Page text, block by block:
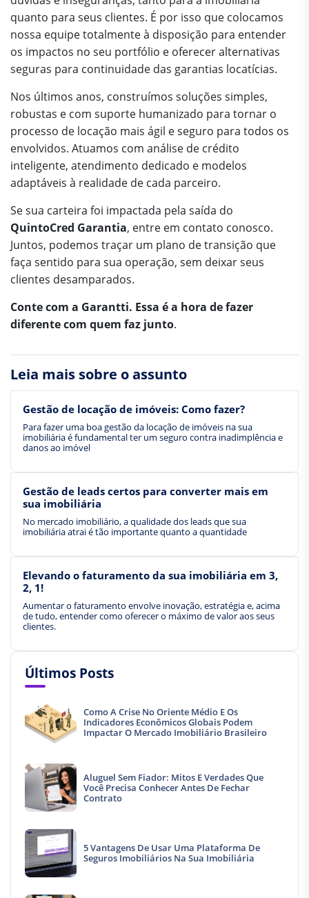
quanto para seus clientes. É por isso que colocamos
nossa equipe totalmente à disposição para entender
os impactos no seu portfólio e oferecer alternativas
seguras para continuidade das garantias locatícias.
Nos últimos anos, construímos soluções simples,
robustas e com suporte humanizado para tornar o
processo de locação mais ágil e seguro para todos os
envolvidos. Atuamos com análise de crédito
inteligente, atendimento dedicado e modelos
adaptáveis à realidade de cada parceiro.
Se sua carteira foi impactada pela saída do
QuintoCred Garantia, entre em contato conosco.
Juntos, podemos traçar um plano de transição que
faça sentido para sua operação, sem deixar seus
clientes desamparados.
Conte com a Garantti. Essa é a hora de fazer
diferente com quem faz junto.
Leia mais sobre o assunto
Gestão de locação de imóveis: Como fazer?
Para fazer uma boa gestão da locação de imóveis na sua
imobiliária é fundamental ter um seguro contra inadimplência e
danos ao imóvel
Gestão de leads certos para converter mais em
sua imobiliária
No mercado imobiliário, a qualidade dos leads que sua
imobiliária atrai é tão importante quanto a quantidade
Elevando o faturamento da sua imobiliária em 3,
2, 1!
Aumentar o faturamento envolve inovação, estratégia e, acima
de tudo, entender como oferecer o máximo de valor aos seus
clientes.
Últimos Posts
Como A Crise No Oriente Médio E Os
Indicadores Econômicos Globais Podem
Impactar O Mercado Imobiliário Brasileiro
Aluguel Sem Fiador: Mitos E Verdades Que
Você Precisa Conhecer Antes De Fechar
Contrato
5 Vantagens De Usar Uma Plataforma De
Seguros Imobiliários Na Sua Imobiliária